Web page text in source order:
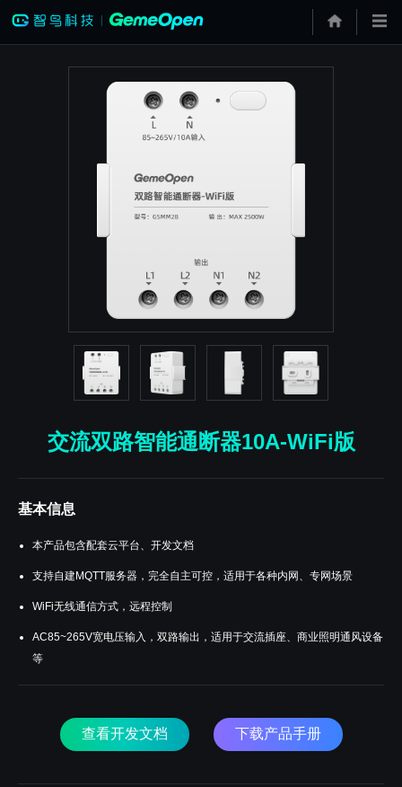
交流双路智能通断器10A-WiFi版
基本信息
本产品包含配套云平台、开发文档
支持自建MQTT服务器，完全自主可控，适用于各种内网、专网场景
WiFi无线通信方式，远程控制
AC85~265V宽电压输入，双路输出，适用于交流插座、商业照明通风设备
等
查看开发文档 下载产品手册